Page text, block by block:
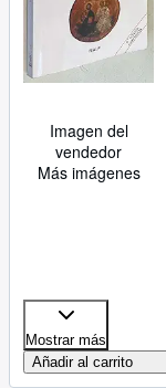
Imagen del
vendedor
Más imágenes
Mostrar más
Añadir al carrito